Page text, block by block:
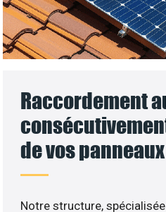
Raccordement
de vos
Notre structure,